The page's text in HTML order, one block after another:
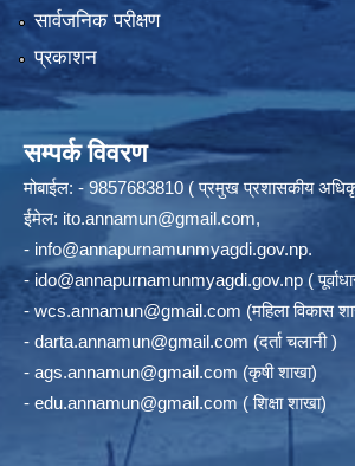
सार्वजनिक परीक्षण
प्रकाशन
सम्पर्क विवरण
मोबाईल: - 9857683810 ( प्रमुख प्रशासकीय
ईमेल: ito.annamun@gmail.com,
- info@annapurnamunmyagdi.gov.np.
- ido@annapurnamunmyagdi.gov.np (
- wcs.annamun@gmail.com (महिला विकास
- darta.annamun@gmail.com (दर्ता चलानी )
- ags.annamun@gmail.com (कृषी शाखा)
- edu.annamun@gmail.com ( शिक्षा शाखा)